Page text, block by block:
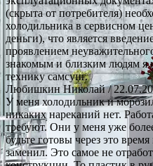
(скрыта от потребителя)
холодильника в сервисном
деньги), что является
проявлением
знакомым и близким людям я
технику самсунг.
Любишкин Николай/
У меня холодильник и
никаких нареканий нет.
требуют. Они у меня уже
будьте готовы через это
заменил. Это самое не